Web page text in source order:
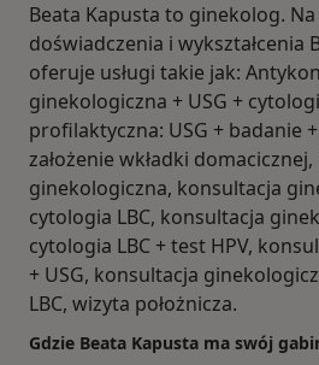
Beata Kapusta to ginekolog.
doświadczenia i wykształcenia
oferuje usługi takie jak:
ginekologiczna + USG +
profilaktyczna: USG + badanie
założenie wkładki
ginekologiczna, konsultacja
cytologia LBC, konsultacja
cytologia LBC + test HPV,
+ USG, konsultacja
LBC, wizyta położnicza.
Gdzie Beata Kapusta ma swój